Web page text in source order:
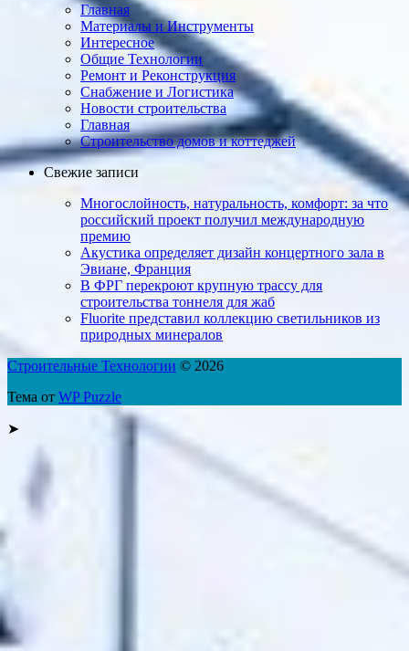
Главная
Материалы и Инструменты
Интересное
Общие Технологии
Ремонт и Реконструкция
Снабжение и Логистика
Новости строительства
Главная
Строительство домов и коттеджей
Свежие записи
Многослойность, натуральность, ком­форт: за что
россий­ский проект получил международную
премию
Акустика определяет дизайн концертного зала в
Эвиане, Франция
В ФРГ перекроют крупную трассу для
строительства тоннеля для жаб
Fluorite представил коллекцию светильников из
природных минералов
Строительные Технологии © 2026
Тема от WP Puzzle
➤